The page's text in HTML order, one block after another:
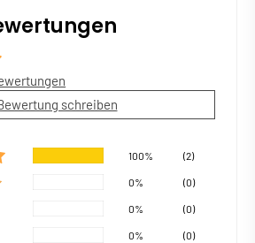
schreiben
100% (2)
0% (0)
0% (0)
0% (0)